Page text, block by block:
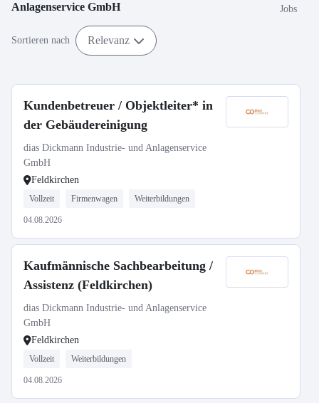
Anlagenservice GmbH
Jobs
Sortieren nach Relevanz
Kundenbetreuer / Objektleiter* in
der Gebäudereinigung
dias Dickmann Industrie- und Anlagenservice
GmbH
Feldkirchen
Vollzeit Firmenwagen Weiterbildungen
04.08.2026
Kaufmännische Sachbearbeitung /
Assistenz (Feldkirchen)
dias Dickmann Industrie- und Anlagenservice
GmbH
Feldkirchen
Vollzeit Weiterbildungen
04.08.2026